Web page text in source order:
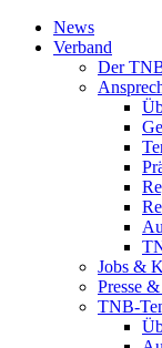
News
Verband
Der
Jobs &
Presse
TNB-